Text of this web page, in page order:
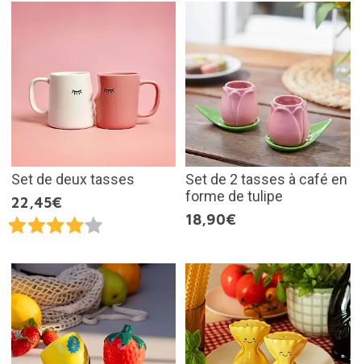
Set de deux tasses
22,45€
Set de 2 tasses à café en
forme de tulipe
18,90€